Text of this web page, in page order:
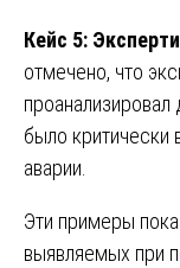
Кейс 5:
отмечено, что
было критически
аварии.
Эти примеры
выявляемых при